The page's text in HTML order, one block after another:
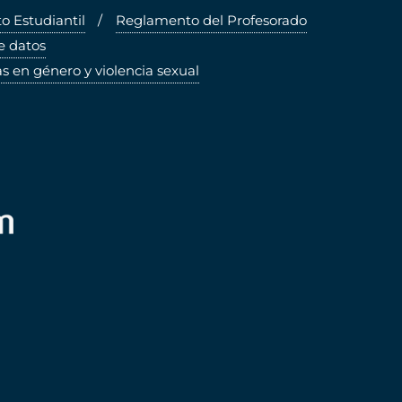
Estudiantil
Reglamento del Profesorado
datos
en género y violencia sexual